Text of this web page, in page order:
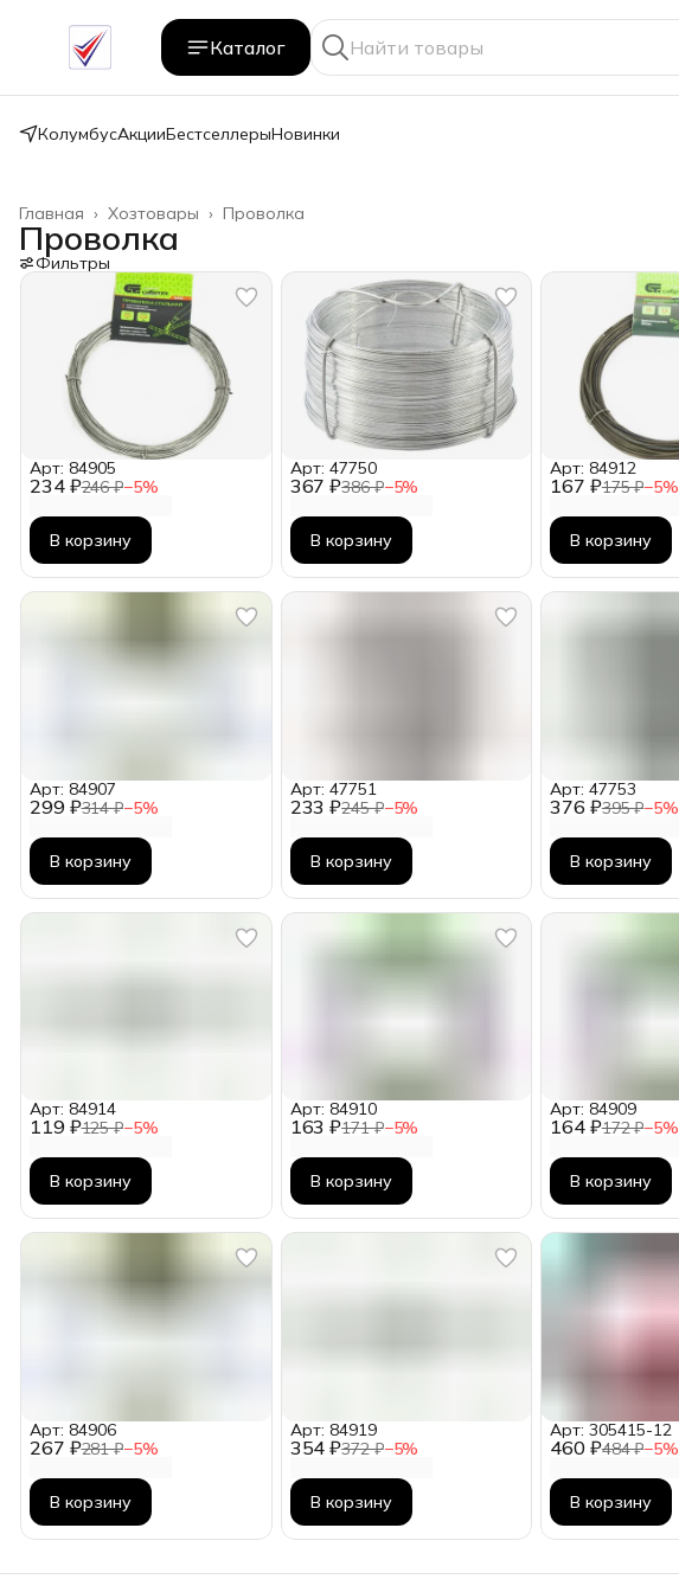
Каталог
КолумбусАкцииБестселлерыНовинки
Проволка
Хозтовары ›
Главная ›
Проволка
Фильтры
234 ₽246 ₽−5%
Арт: 84905
В корзину
367 ₽386 ₽−5%
Арт: 47750
В корзину
167 ₽175 ₽−5%
Арт: 84912
В корзину
299 ₽314 ₽−5%
Арт: 84907
В корзину
233 ₽245 ₽−5%
Арт: 47751
В корзину
376 ₽395 ₽−5%
Арт: 47753
В корзину
119 ₽125 ₽−5%
Арт: 84914
В корзину
163 ₽171 ₽−5%
Арт: 84910
В корзину
164 ₽172 ₽−5%
Арт: 84909
В корзину
267 ₽281 ₽−5%
Арт: 84906
В корзину
354 ₽372 ₽−5%
Арт: 84919
В корзину
460 ₽484 ₽−5%
Арт: 305415-12
В корзину